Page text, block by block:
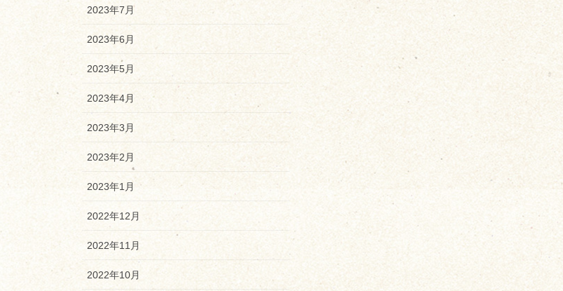
2023年7月
2023年6月
2023年5月
2023年4月
2023年3月
2023年2月
2023年1月
2022年12月
2022年11月
2022年10月